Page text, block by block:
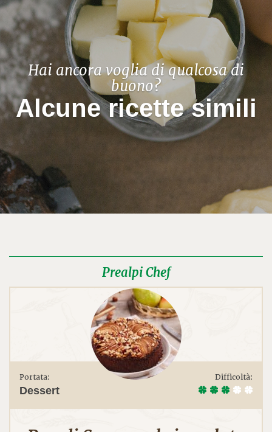
Hai ancora voglia di qualcosa di
buono?
Alcune ricette simili
Prealpi Chef
Portata:
Dessert
Difficoltà: